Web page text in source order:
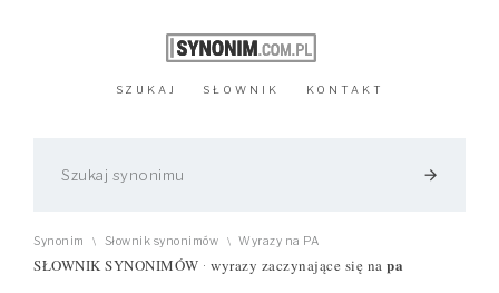
SZUKAJ SŁOWNIK KONTAKT
arrow_forward
Synonim \ Słownik synonimów \ Wyrazy na PA
SŁOWNIK SYNONIMÓW · wyrazy zaczynające się na pa